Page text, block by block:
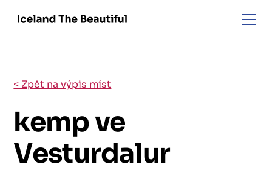
< Zpět na výpis míst
kemp ve
Vesturdalur